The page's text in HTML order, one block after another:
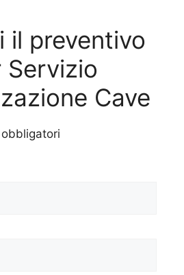
il preventivo
Servizio
Cave